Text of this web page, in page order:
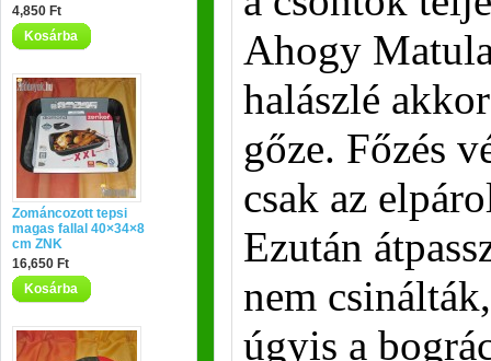
4,850 Ft
Kosárba
Zománcozott tepsi
magas fallal 40×34×8
cm ZNK
16,650 Ft
Kosárba
Ahogy
halászlé
gőze. Főzés
csak az
Ezután
nem
úgyis a